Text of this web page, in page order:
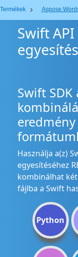
Termékek
Swift API
Swift SDK
eredmény
Használja a(z)
egyesítéséhez
kombinálhat két
fájlba a Swift
Python